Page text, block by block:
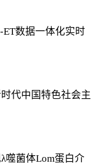
数据一体化实时
代中国特色社会主
噬菌体Lom蛋白介